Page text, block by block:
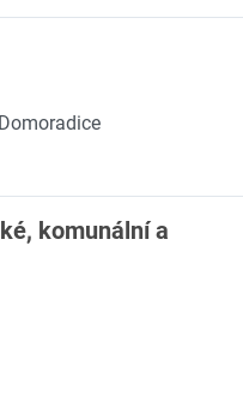
komunální a